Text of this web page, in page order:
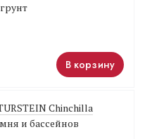
В корзину
Chinchilla
и бассейнов